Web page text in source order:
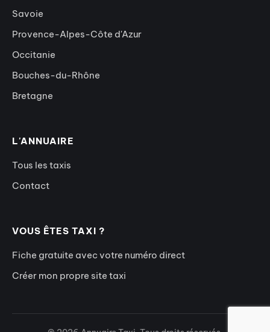
Savoie
Provence-Alpes-Côte d'Azur
Occitanie
Bouches-du-Rhône
Bretagne
L'ANNUAIRE
Tous les taxis
Contact
VOUS ÊTES TAXI ?
Fiche gratuite avec votre numéro direct
Créer mon propre site taxi